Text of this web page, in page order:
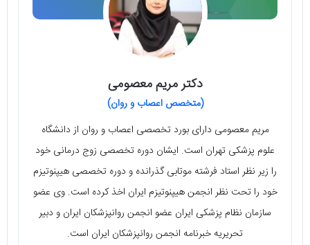
دکتر مریم معصومی
(متخصص اعصاب و روان)
مریم معصومی دارای بورد تخصصی اعصاب و روان از دانشگاه
علوم پزشکی تهران است. ایشان دوره تخصصی زوج درمانی خود
را زیر نظر استاد فرشته موتابی گذرانده و دوره تخصصی هیپنوتیزم
خود را تحت نظر انجمن هیپنوتیزم ایران اخذ کرده است. وی عضو
سازمان نظام پزشکی ایران عضو انجمن روانپزشکان ایران و دبیر
تحریریه خبرنامه انجمن روانپزشکان ایران است.